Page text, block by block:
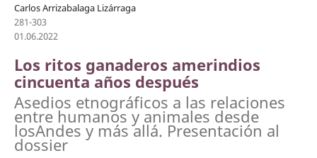
Carlos Arrizabalaga Lizárraga
281-303
01.06.2022
Los ritos ganaderos amerindios
cincuenta años después
Asedios etnográficos a las relaciones
entre humanos y animales desde
losAndes y más allá. Presentación al
dossier